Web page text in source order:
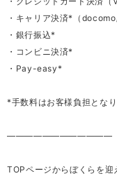
・キャリア決済*（
・銀行振込*
・コンビニ決済*
・Pay-easy*
*手数料はお客様負担とな
————————————
TOPページからぼくらを迎